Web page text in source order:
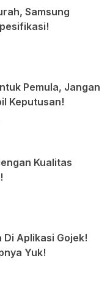
Samsung
Pemula, Jangan
Keputusan!
Kualitas
Aplikasi Gojek!
Yuk!